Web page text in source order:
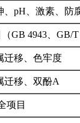
pH、激素、防
GB 4943、GB/T
迁移、色牢度
迁移、双酚A
项目